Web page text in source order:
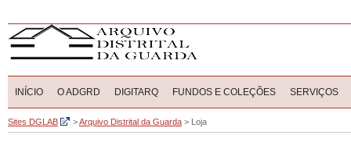
INÍCIO O ADGRD DIGITARQ FUNDOS E COLEÇÕES SERVIÇOS
Sites DGLAB >Arquivo Distrital da Guarda > Loja